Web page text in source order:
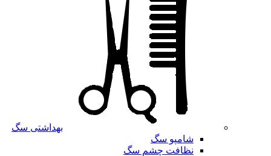
بهداشتی سگ
شامپو سگ
نظافت چشم سگ